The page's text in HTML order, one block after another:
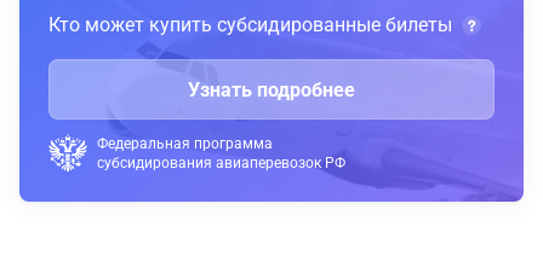
Кто может купить субсидированные билеты
Узнать подробнее
Федеральная программа
субсидирования авиаперевозок РФ